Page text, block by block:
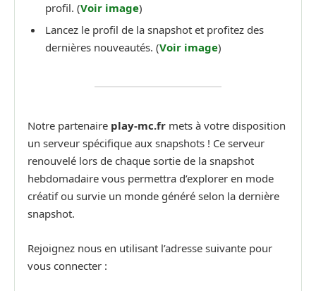
profil. (Voir image)
Lancez le profil de la snapshot et profitez des
dernières nouveautés. (Voir image)
Notre partenaire play-mc.fr mets à votre disposition
un serveur spécifique aux snapshots ! Ce serveur
renouvelé lors de chaque sortie de la snapshot
hebdomadaire vous permettra d’explorer en mode
créatif ou survie un monde généré selon la dernière
snapshot.
Rejoignez nous en utilisant l’adresse suivante pour
vous connecter :